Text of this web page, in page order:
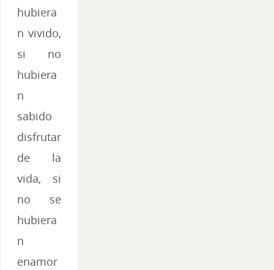
hubiera
n vivido,
si no
hubiera
n
sabido
disfrutar
de la
vida, si
no se
hubiera
n
enamor